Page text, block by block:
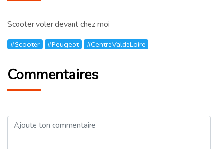
Scooter voler devant chez moi
#Scooter #Peugeot #CentreValdeLoire
Commentaires